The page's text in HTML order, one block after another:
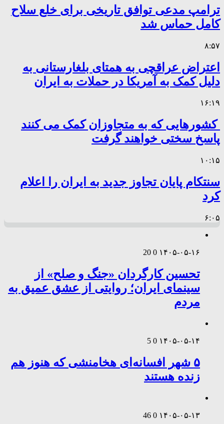
ترامپ مدعی توافق تاریخی برای خلع سلاح
کامل حماس شد
۸:۵۷
اعتراض عراقچی به همتای بلغارستانی به
دلیل کمک به آمریکا در حملات به ایران
۱۶:۱۹
کشورهایی که به متجاوزان کمک می کنند
پاسخ سختی خواهند گرفت
۱۰:۱۵
سنتکام پایان تجاوز جدید به ایران را اعلام
کرد
۶:۰۵
۱۴۰۵-۰۵-۱۶ 0
20
تحسین کارگردان «جنگ و صلح» از
سینمای ایران؛ روایتی از عشق عمیق به
مردم
۱۴۰۵-۰۵-۱۴ 0
5
۵ شهر افسانه‌ای هخامنشی که هنوز هم
زنده هستند
۱۴۰۵-۰۵-۱۳ 0
46